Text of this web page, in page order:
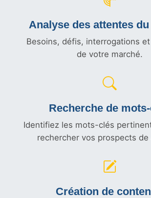
Analyse des attentes
Besoins, défis, interrogations
de votre marché.
Recherche de
Identifiez les mots-clés
rechercher vos prospects de
Création de